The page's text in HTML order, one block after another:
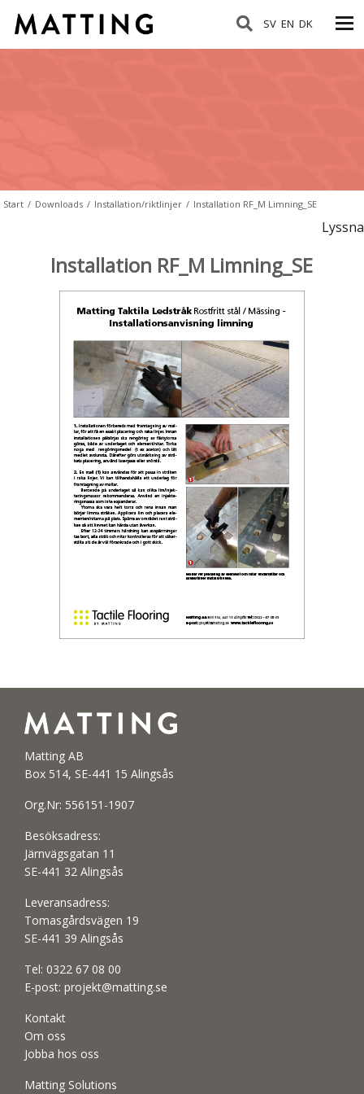
SV EN DK
Start / Downloads / Installation/riktlinjer / Installation RF_M Limning_SE
Lyssna
Installation RF_M Limning_SE
Matting AB
Box 514, SE-441 15 Alingsås
Org.Nr: 556151-1907
Besöksadress:
Järnvägsgatan 11
SE-441 32 Alingsås
Leveransadress:
Tomasgårdsvägen 19
SE-441 39 Alingsås
Tel: 0322 67 08 00
E-post: projekt@matting.se
Kontakt
Om oss
Jobba hos oss
Matting Solutions